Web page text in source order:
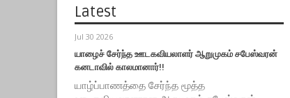
Latest
Jul 30 2026
யாழைச் சேர்ந்த ஊடகவியலாளர் ஆறுமுகம் சபேஸ்வரன்
கனடாவில் காலமானார்!!
யாழ்ப்பாணத்தை சேர்ந்த மூத்த